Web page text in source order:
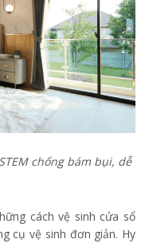
chống bám bụi, dễ
cách vệ sinh cửa sổ
cụ vệ sinh đơn giản. Hy